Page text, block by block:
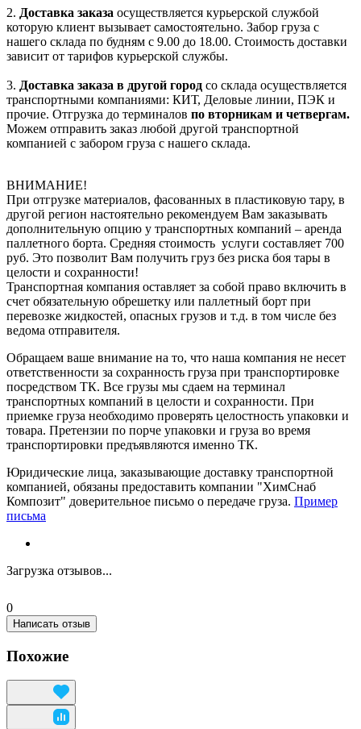
2. Доставка заказа осуществляется курьерской службой
которую клиент вызывает самостоятельно. Забор груза с
нашего склада по будням с 9.00 до 18.00. Стоимость доставки
зависит от тарифов курьерской службы.
3. Доставка заказа в другой город со склада осуществляется
транспортными компаниями: КИТ, Деловые линии, ПЭК и
прочие. Отгрузка до терминалов по вторникам и четвергам.
Можем отправить заказ любой другой транспортной
компанией с забором груза с нашего склада.
ВНИМАНИЕ!
При отгрузке материалов, фасованных в пластиковую тару, в
другой регион настоятельно рекомендуем Вам заказывать
дополнительную опцию у транспортных компаний – аренда
паллетного борта. Средняя стоимость услуги составляет 700
руб. Это позволит Вам получить груз без риска боя тары в
целости и сохранности!
Транспортная компания оставляет за собой право включить в
счет обязательную обрешетку или паллетный борт при
перевозке жидкостей, опасных грузов и т.д. в том числе без
ведома отправителя.
Обращаем ваше внимание на то, что наша компания не несет
ответственности за сохранность груза при транспортировке
посредством ТК. Все грузы мы сдаем на терминал
транспортных компаний в целости и сохранности. При
приемке груза необходимо проверять целостность упаковки и
товара. Претензии по порче упаковки и груза во время
транспортировки предъявляются именно ТК.
Юридические лица, заказывающие доставку транспортной
компанией, обязаны предоставить компании "ХимСнаб
Композит" доверительное письмо о передаче груза. Пример
письма
Загрузка отзывов...
0
Написать отзыв
Похожие